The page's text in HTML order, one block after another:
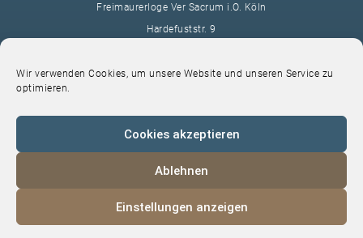
Wir verwenden Cookies, um unsere Website und unseren Service zu
optimieren.
Cookies akzeptieren
Ablehnen
Einstellungen anzeigen
Freimaurerloge Ver Sacrum i.O. Köln
Hardefuststr. 9
sekretariat@ver-sacrum.org
© 2024 Copyright Ver Sacrum
Datenschutz